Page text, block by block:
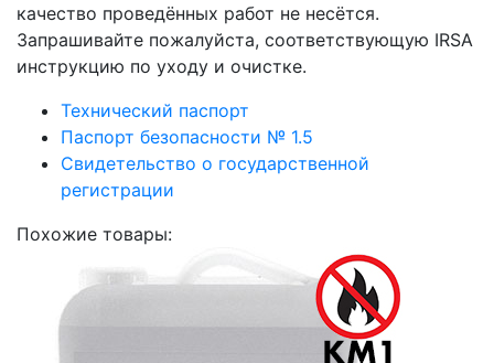
качество проведённых работ не несётся.
Запрашивайте пожалуйста, соответствующую IRSA
инструкцию по уходу и очистке.
Технический паспорт
Паспорт безопасности № 1.5
Свидетельство о государственной
регистрации
Похожие товары: